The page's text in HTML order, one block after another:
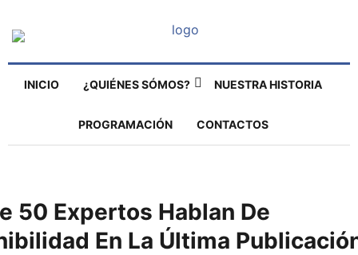
INICIO ¿QUIÉNES SÓMOS? NUESTRA HISTORIA
PROGRAMACIÓN CONTACTOS
50 Expertos Hablan De
En La Última